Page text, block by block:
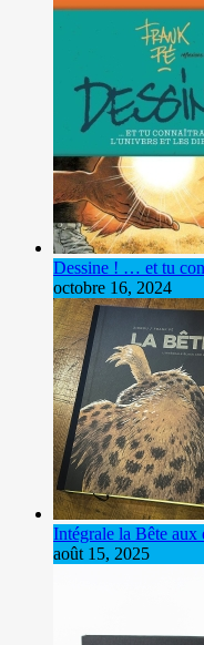
Dessine ! … et tu
octobre 16, 2024
Intégrale la Bête
août 15, 2025